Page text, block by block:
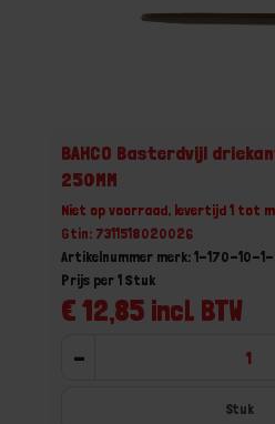
BAHCO Basterdvijl
250MM
Niet op voorraad, levertijd 1 tot
Gtin: 7311518020026
Artikelnummer merk: 1-170-10-
€ 12,85 incl. BTW
Prijs per 1 Stuk
-